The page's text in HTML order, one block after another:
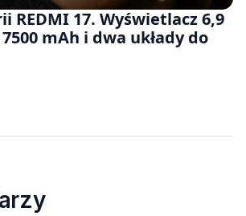
REDMI 17. Wyświetlacz 6,9
mAh i dwa układy do